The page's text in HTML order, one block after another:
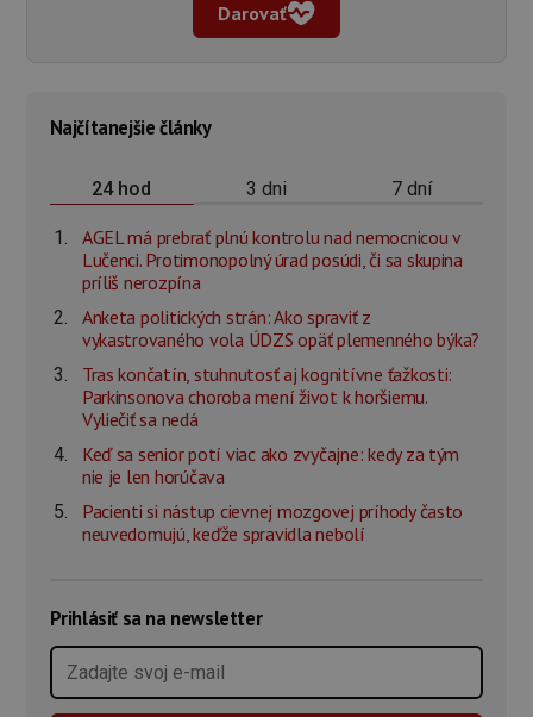
Darovať
Najčítanejšie články
24 hod 3 dni 7 dní
AGEL má prebrať plnú kontrolu nad nemocnicou v
Lučenci. Protimonopolný úrad posúdi, či sa skupina
príliš nerozpína
Anketa politických strán: Ako spraviť z
vykastrovaného vola ÚDZS opäť plemenného býka?
Tras končatín, stuhnutosť aj kognitívne ťažkosti:
Parkinsonova choroba mení život k horšiemu.
Vyliečiť sa nedá
Keď sa senior potí viac ako zvyčajne: kedy za tým
nie je len horúčava
Pacienti si nástup cievnej mozgovej príhody často
neuvedomujú, keďže spravidla nebolí
Prihlásiť sa na newsletter